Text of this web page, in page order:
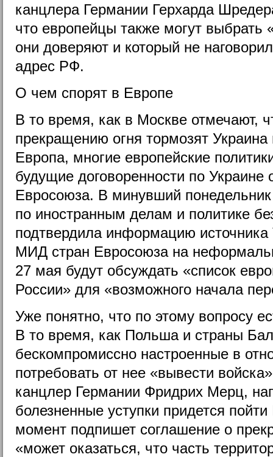
канцлера Германии Герхарда
что европейцы также могут выбрать
они доверяют и который не
адрес РФ.
О чем спорят в Европе
В то время, как в Москве отмечают,
прекращению огня тормозят
Европа, многие европейские
будущие договоренности по Украине
Евросоюза. В минувший
по иностранным делам и политике
подтвердила информацию
МИД стран Евросоюза на
27 мая будут обсуждать «список
России» для «возможного начала
Уже понятно, что по этому вопросу
В то время, как Польша и страны
бескомпромиссно настроенные в
потребовать от нее «вывести
канцлер Германии Фридрих Мерц,
болезненные уступки придется
момент подпишет соглашение о
«может оказаться, что часть